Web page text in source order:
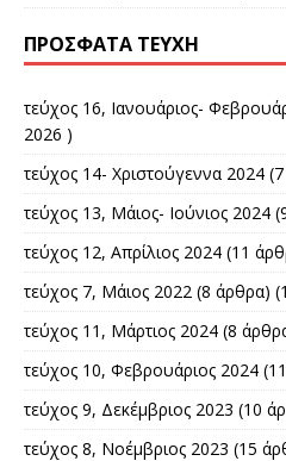
ΠΡΌΣΦΑΤΑ ΤΕΎΧΗ
τεύχος 16, Ιανουάριος-
2026 )
τεύχος 14- Χριστούγεννα 2024
τεύχος 13, Μάιος- Ιούνιος 2024
τεύχος 12, Απρίλιος 2024 (11
τεύχος 7, Μάιος 2022 (8 άρθρα)
τεύχος 11, Μάρτιος 2024 (8
τεύχος 10, Φεβρουάριος 2024
τεύχος 9, Δεκέμβριος 2023 (10
τεύχος 8, Νοέμβριος 2023 (15